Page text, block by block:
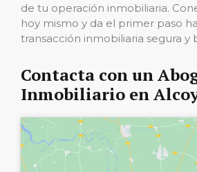
de tu operación inmobiliaria.
hoy mismo y da el primer paso
transacción inmobiliaria segura y
Contacta con un
Inmobiliario en